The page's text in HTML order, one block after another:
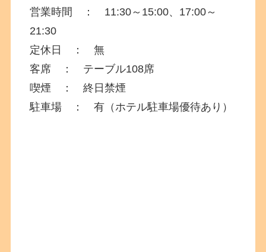
営業時間 ： 11:30～15:00、17:00～
21:30
定休日 ： 無
客席 ： テーブル108席
喫煙 ： 終日禁煙
駐車場 ： 有（ホテル駐車場優待あり）